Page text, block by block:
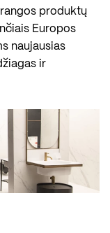
produktų
Europos
naujausias
ir